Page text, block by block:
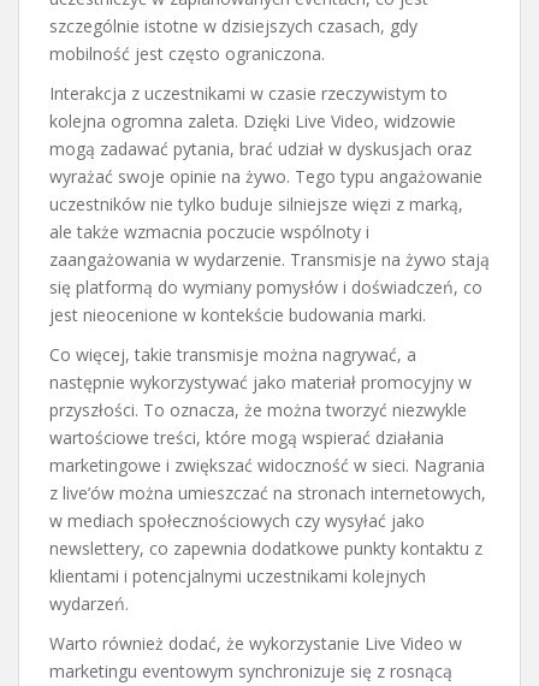
szczególnie istotne w dzisiejszych czasach, gdy
mobilność jest często ograniczona.
Interakcja z uczestnikami w czasie rzeczywistym to
kolejna ogromna zaleta. Dzięki Live Video, widzowie
mogą zadawać pytania, brać udział w dyskusjach oraz
wyrażać swoje opinie na żywo. Tego typu angażowanie
uczestników nie tylko buduje silniejsze więzi z marką,
ale także wzmacnia poczucie wspólnoty i
zaangażowania w wydarzenie. Transmisje na żywo stają
się platformą do wymiany pomysłów i doświadczeń, co
jest nieocenione w kontekście budowania marki.
Co więcej, takie transmisje można nagrywać, a
następnie wykorzystywać jako materiał promocyjny w
przyszłości. To oznacza, że można tworzyć niezwykle
wartościowe treści, które mogą wspierać działania
marketingowe i zwiększać widoczność w sieci. Nagrania
z live’ów można umieszczać na stronach internetowych,
w mediach społecznościowych czy wysyłać jako
newslettery, co zapewnia dodatkowe punkty kontaktu z
klientami i potencjalnymi uczestnikami kolejnych
wydarzeń.
Warto również dodać, że wykorzystanie Live Video w
marketingu eventowym synchronizuje się z rosnącą